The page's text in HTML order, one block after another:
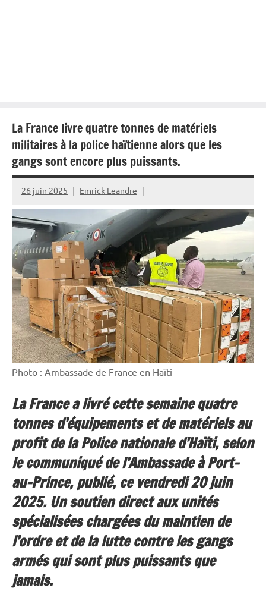
La France livre quatre tonnes de matériels
militaires à la police haïtienne alors que les
gangs sont encore plus puissants.
26 juin 2025 Emrick Leandre
Photo : Ambassade de France en Haïti
La France a livré cette semaine quatre
tonnes d’équipements et de matériels au
profit de la Police nationale d’Haïti, selon
le communiqué de l’Ambassade à Port-
au-Prince, publié, ce vendredi 20 juin
2025. Un soutien direct aux unités
spécialisées chargées du maintien de
l’ordre et de la lutte contre les gangs
armés qui sont plus puissants que
jamais.